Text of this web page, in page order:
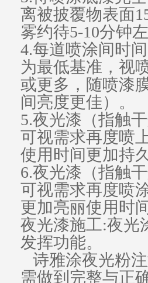
离被披覆物表面
雾约待5-10分钟
4.每道喷涂间时
为最低基准，视
或更多，随喷漆
间亮度更佳）。
5.夜光漆（指触
可视需求再度喷
使用时间更加持
6.夜光漆（指触
可视需求再度喷
更加亮丽使用时
夜光漆施工:夜光
发挥功能。
诗雅涂夜光粉
需做到完整与正